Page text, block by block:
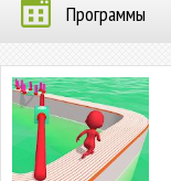
Программы